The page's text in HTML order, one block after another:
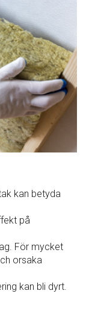
kan betyda
på
För mycket
orsaka
kan bli dyrt.